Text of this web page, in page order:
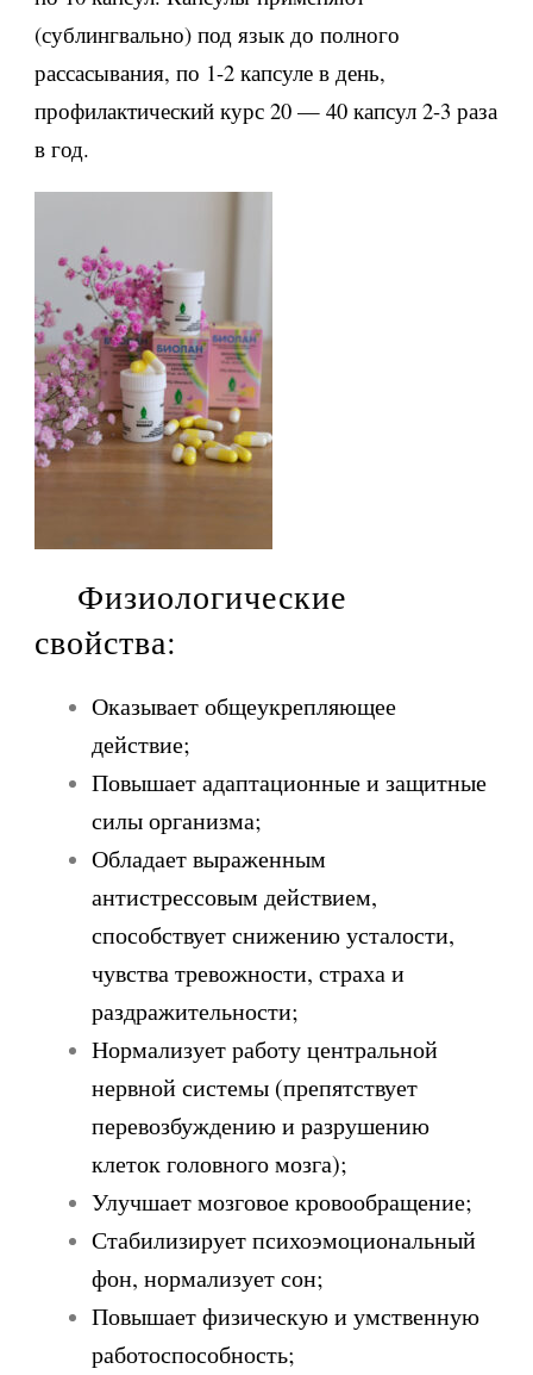
(сублингвально) под язык до полного
рассасывания, по 1-2 капсуле в день,
профилактический курс 20 — 40 капсул 2-3 раза
в год.
Физиологические
свойства:
Оказывает общеукрепляющее
действие;
Повышает адаптационные и защитные
силы организма;
Обладает выраженным
антистрессовым действием,
способствует снижению усталости,
чувства тревожности, страха и
раздражительности;
Нормализует работу центральной
нервной системы (препятствует
перевозбуждению и разрушению
клеток головного мозга);
Улучшает мозговое кровообращение;
Стабилизирует психоэмоциональный
фон, нормализует сон;
Повышает физическую и умственную
работоспособность;